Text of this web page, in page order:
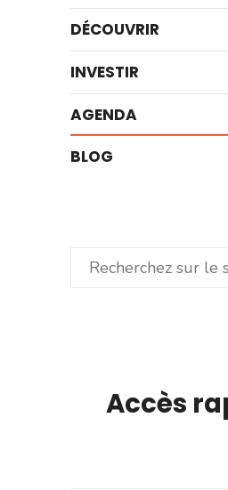
DÉCOUVRIR
INVESTIR
AGENDA
BLOG
Rechercher
Accès